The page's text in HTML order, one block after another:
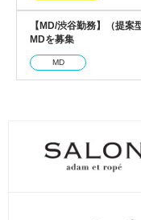
【MD/渋谷勤務】（提
MDを募集
MD